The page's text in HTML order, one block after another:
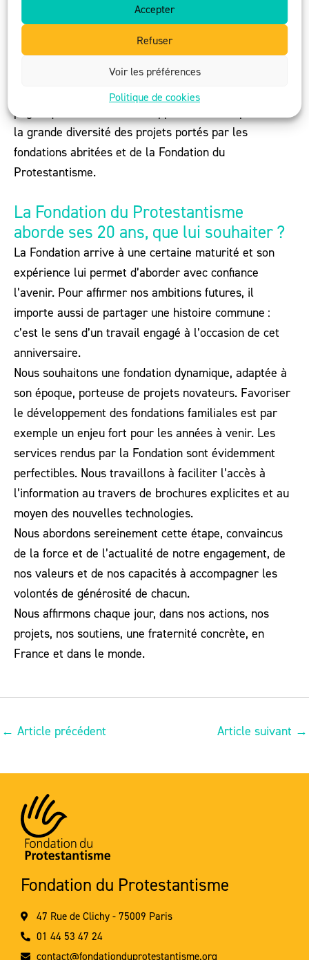
Accepter
Refuser
Voir les préférences
Politique de cookies
vivre au quotidien nos ambitions et nos espérances.
Mais il fallait aussi poursuivre nos engagements et
nos projets que ce soit dans la création de nouvelles
fondations, dans les réalisations immobilières dont
vous retrouverez de nombreux exemples dans les
la grande diversité des projets portés par les
fondations abritées et de la Fondation du
Protestantisme.
La Fondation du Protestantisme
aborde ses 20 ans, que lui souhaiter ?
La Fondation arrive à une certaine maturité et son
expérience lui permet d’aborder avec confiance
l’avenir. Pour affirmer nos ambitions futures, il
importe aussi de partager une histoire commune :
c’est le sens d’un travail engagé à l’occasion de cet
anniversaire.
Nous souhaitons une fondation dynamique, adaptée à
son époque, porteuse de projets novateurs. Favoriser
le développement des fondations familiales est par
exemple un enjeu fort pour les années à venir. Les
services rendus par la Fondation sont évidemment
perfectibles. Nous travaillons à faciliter l’accès à
l’information au travers de brochures explicites et au
moyen des nouvelles technologies.
Nous abordons sereinement cette étape, convaincus
de la force et de l’actualité de notre engagement, de
nos valeurs et de nos capacités à accompagner les
volontés de générosité de chacun.
Nous affirmons chaque jour, dans nos actions, nos
projets, nos soutiens, une fraternité concrète, en
France et dans le monde.
← Article précédent Article suivant →
Fondation du Protestantisme
47 Rue de Clichy - 75009 Paris
01 44 53 47 24
contact@fondationduprotestantisme.org